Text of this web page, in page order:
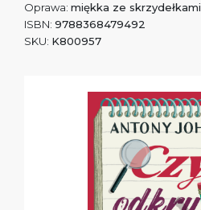
Oprawa: miękka ze skrzydełkami
ISBN: 9788368479492
SKU: K800957